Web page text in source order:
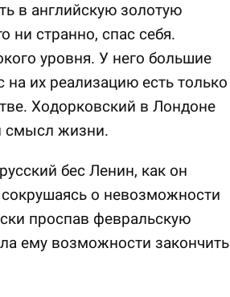
в английскую золотую
ни странно, спас себя.
уровня. У него большие
их реализацию есть только
Ходорковский в Лондоне
смысл жизни.
бес Ленин, как он
о невозможности
проспав февральскую
ему возможности закончить